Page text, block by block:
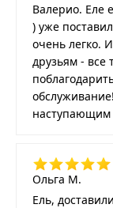
Валерио. Еле
) уже
очень легко.
друзьям - все
наступающим
Ольга М.
Ель,